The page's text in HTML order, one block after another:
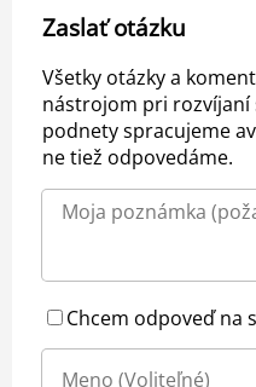
Zaslať otázku
Všetky otázky a
nástrojom pri rozvíjaní
podnety spracujeme
ne tiež odpovedáme.
Chcem odpoveď na